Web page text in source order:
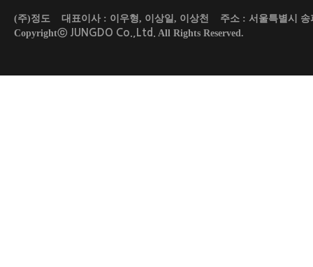
(주)정도 대표이사 : 이우형, 이상일, 이상천 주소 : 서울특별시 송
Copyrightⓒ JUNGDO Co.,Ltd. All Rights Reserved.